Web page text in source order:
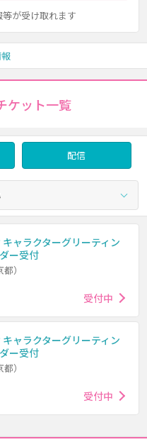
が受け取れます
ケット一覧
配信
ャラクターグリーティン
ー受付
）
受付中
ャラクターグリーティン
ー受付
）
受付中